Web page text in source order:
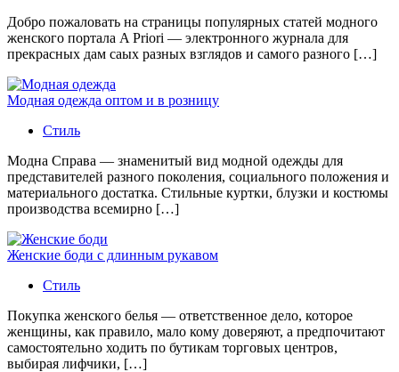
Добро пожаловать на страницы популярных статей модного
женского портала A Priori — электронного журнала для
прекрасных дам саых разных взглядов и самого разного […]
Модная одежда оптом и в розницу
Стиль
Модна Справа — знаменитый вид модной одежды для
представителей разного поколения, социального положения и
материального достатка. Стильные куртки, блузки и костюмы
производства всемирно […]
Женские боди с длинным рукавом
Стиль
Покупка женского белья — ответственное дело, которое
женщины, как правило, мало кому доверяют, а предпочитают
самостоятельно ходить по бутикам торговых центров,
выбирая лифчики, […]